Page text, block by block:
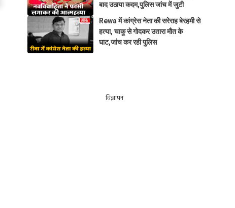
बाद उठाया कदम,पुलिस जांच में जुटी
Rewa में कांग्रेस नेता की सरेराह बेरहमी से
हत्या, चाकू से गोदकर उतारा मौत के
घाट,जांच कर रही पुलिस
विज्ञापन